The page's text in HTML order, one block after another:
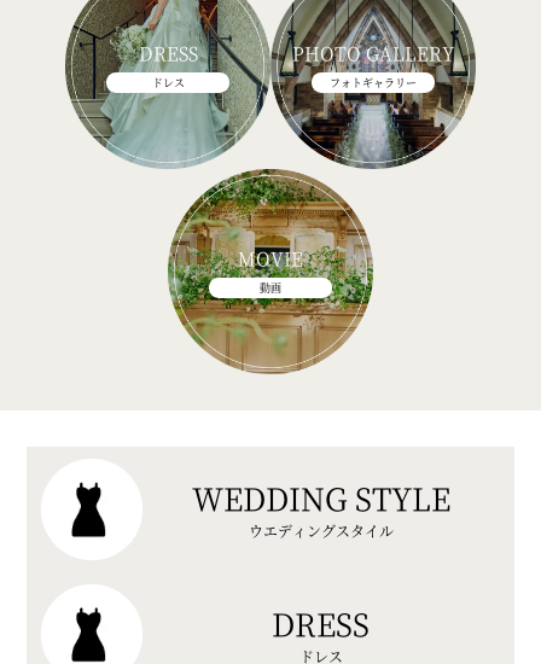
DRESS
ドレス
PHOTO GALLERY
フォトギャラリー
MOVIE
動画
WEDDING STYLE
ウエディングスタイル
DRESS
ドレス